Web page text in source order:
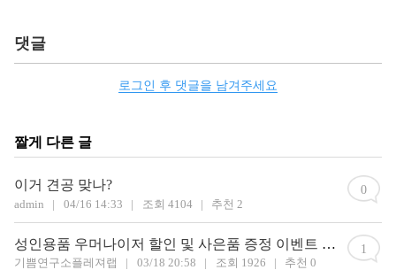
댓글
로그인 후 댓글을 남겨주세요
짤게 다른 글
이거 견공 맞나?
admin | 04/16 14:33 | 조회 4104 | 추천 2
0
성인용품 우머나이저 할인 및 사은품 증정 이벤트 소식
기쁨연구소플레져랩 03/18 20:58 조회 1926 추천 0
1